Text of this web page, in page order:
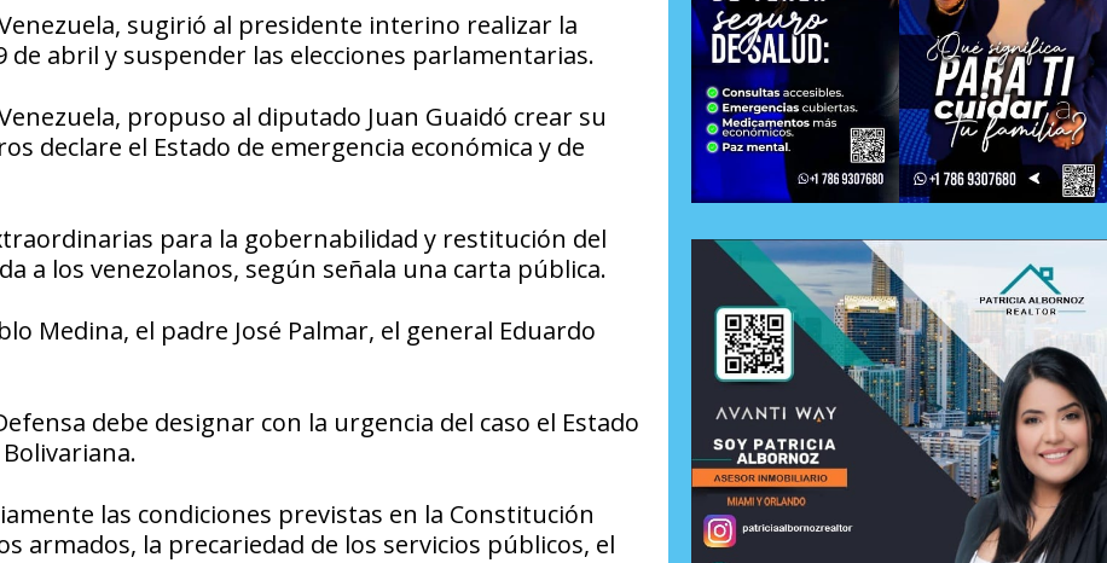
sugirió al presidente interino realizar la
abril y suspender las elecciones parlamentarias.
propuso al diputado Juan Guaidó crear su
declare el Estado de emergencia económica y de
para la gobernabilidad y restitución del
a los venezolanos, según señala una carta pública.
Medina, el padre José Palmar, el general Eduardo
debe designar con la urgencia del caso el Estado
las condiciones previstas en la Constitución
armados, la precariedad de los servicios públicos, el